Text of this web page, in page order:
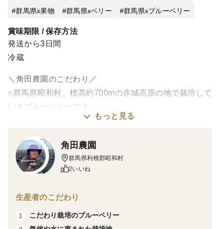
群馬県x果物 群馬県xベリー 群馬県xブルーベリー
賞味期限 / 保存方法
発送から3日間
冷蔵
＼角田農園のこだわり／
○群馬県昭和村、標高約700mの赤城高原の地で栽培して
いるブルーベリーです。
○「日本で最も美しい村」昭和村は、昼夜の寒暖差によ
です。
○当農園のブルーベリーは一株一株大きなポットにて栽
培されています。
○約400本20種類の品種を栽培しています。
○当農園は、フレッシュブルーベリーも冷凍ブルーベ
もっと見る
角田農園
群馬県利根郡昭和村
2いいね
生産者のこだわり
1
こだわり栽培のブルーベリー